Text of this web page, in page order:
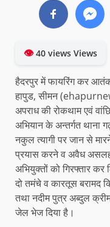
👁40 views Views
हैदरपुर में फायरिंग कर
हापुड, सीमन
अपराध की रोकथाम एवं
अभियान के अन्तर्गत थाना
नकुल त्यागी पर जान से
प्रयास करने व अवैध
अभियुक्तों को गिरफ्तार
दो तमंचे व कारतूस बरामद
तथा नदीम पुत्र अब्दुल
जेल भेज दिया है।